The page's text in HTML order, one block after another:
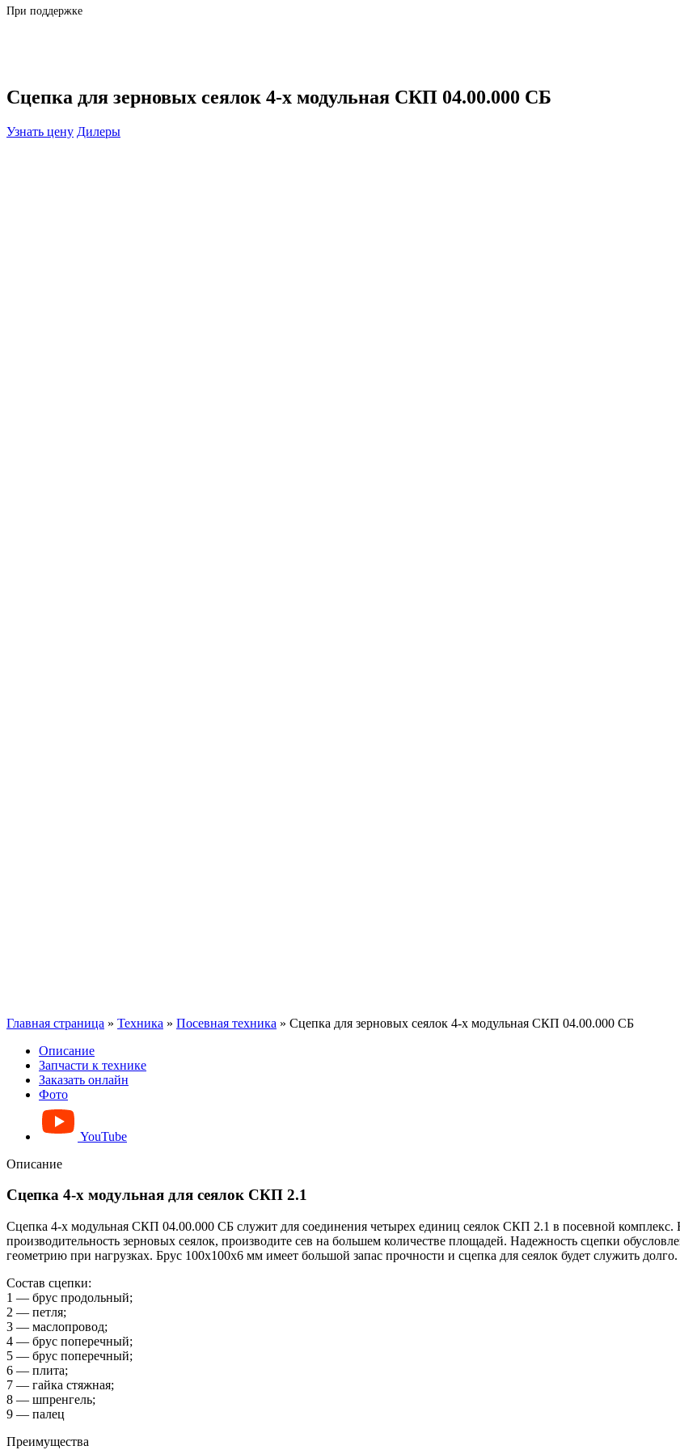
При поддержке
Сцепка для зерновых сеялок 4-х модульная СКП 04.00.000 СБ
Узнать цену Дилеры
Главная страница » Техника » Посевная техника » Сцепка для зерновых сеялок 4-х модульная СКП 04.00.000 СБ
Описание
Запчасти к технике
Заказать онлайн
Фото
YouTube
Описание
Сцепка 4-х модульная для сеялок СКП 2.1
Сцепка 4-х модульная СКП 04.00.000 СБ служит для соединения четырех единиц сеялок СКП 2.1 в посевной комплекс.
производительность зерновых сеялок, производите сев на большем количестве площадей. Надежность сцепки
геометрию при нагрузках. Брус 100х100х6 мм имеет большой запас прочности и сцепка для сеялок будет служить долго.
Состав сцепки:
1 — брус продольный;
2 — петля;
3 — маслопровод;
4 — брус поперечный;
5 — брус поперечный;
6 — плита;
7 — гайка стяжная;
8 — шпренгель;
9 — палец
Преимущества